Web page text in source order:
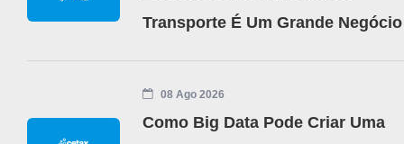
Transporte É Um Grande Negócio
08 Ago 2026
Como Big Data Pode Criar Uma